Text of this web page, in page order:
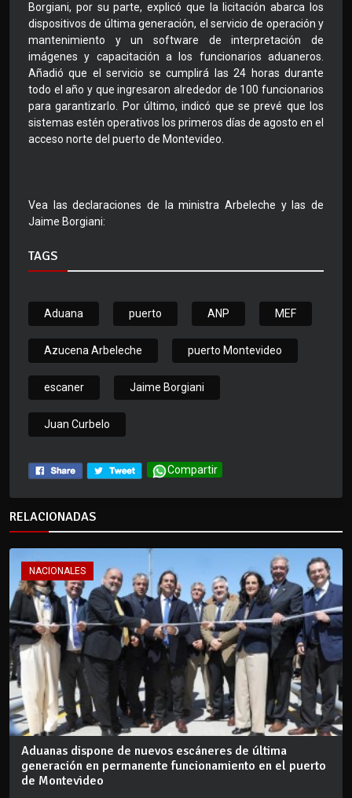
Borgiani, por su parte, explicó que la licitación abarca los
dispositivos de última generación, el servicio de operación y
mantenimiento y un software de interpretación de
imágenes y capacitación a los funcionarios aduaneros.
Añadió que el servicio se cumplirá las 24 horas durante
todo el año y que ingresaron alrededor de 100 funcionarios
para garantizarlo. Por último, indicó que se prevé que los
sistemas estén operativos los primeros días de agosto en el
acceso norte del puerto de Montevideo.
Vea las declaraciones de la ministra Arbeleche y las de
Jaime Borgiani:
TAGS
Aduana puerto ANP MEF
Azucena Arbeleche puerto Montevideo
escaner Jaime Borgiani
Juan Curbelo
Compartir
RELACIONADAS
NACIONALES
Aduanas dispone de nuevos escáneres de última
generación en permanente funcionamiento en el puerto
de Montevideo